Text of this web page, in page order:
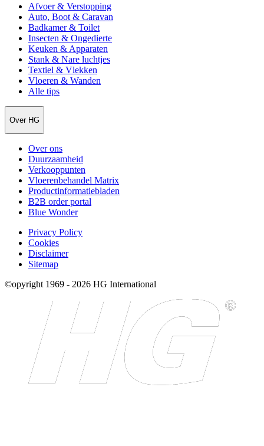
Afvoer & Verstopping
Auto, Boot & Caravan
Badkamer & Toilet
Insecten & Ongedierte
Keuken & Apparaten
Stank & Nare luchtjes
Textiel & Vlekken
Vloeren & Wanden
Alle tips
Over HG
Over ons
Duurzaamheid
Verkooppunten
Vloerenbehandel Matrix
Productinformatiebladen
B2B order portal
Blue Wonder
Privacy Policy
Cookies
Disclaimer
Sitemap
©opyright 1969 - 2026 HG International